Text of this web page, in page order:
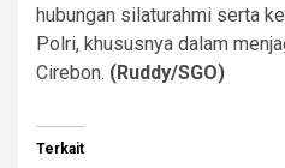
hubungan silaturahmi serta
Polri, khususnya dalam
Cirebon. (Ruddy/SGO)
Terkait